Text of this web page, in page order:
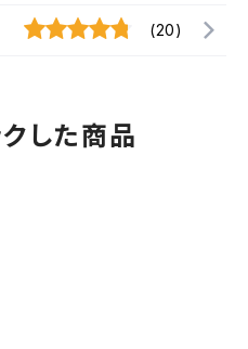
(20)
した商品